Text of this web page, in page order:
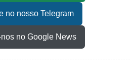
no nosso Telegram
no Google News